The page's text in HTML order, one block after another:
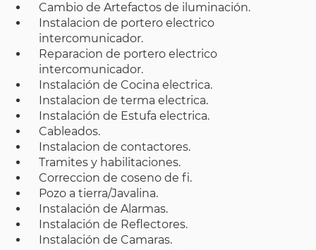
Cambio de Artefactos de iluminación.
Instalacion de portero electrico
intercomunicador.
Reparacion de portero electrico
intercomunicador.
Instalación de Cocina electrica.
Instalacion de terma electrica.
Instalación de Estufa electrica.
Cableados.
Instalacion de contactores.
Tramites y habilitaciones.
Correccion de coseno de fi.
Pozo a tierra/Javalina.
Instalación de Alarmas.
Instalación de Reflectores.
Instalación de Camaras.